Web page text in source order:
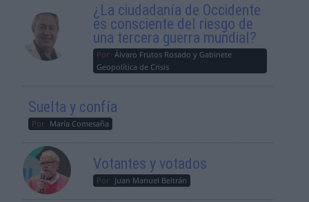
¿La ciudadanía de Occidente
es consciente del riesgo de
una tercera guerra mundial?
Por Álvaro Frutos Rosado y Gabinete
Geopolítica de Crisis
Suelta y confía
Por María Comesaña
Votantes y votados
Por Juan Manuel Beltrán